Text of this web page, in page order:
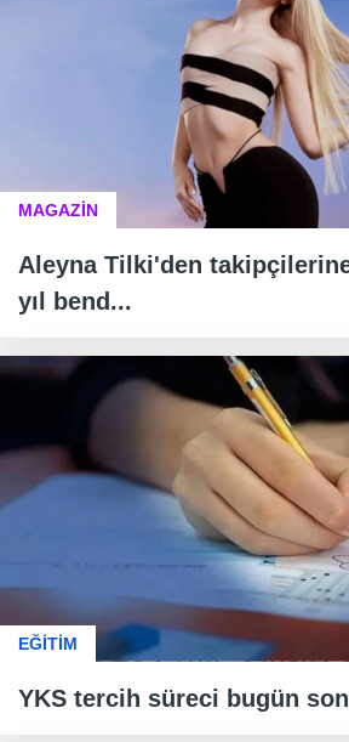
MAGAZİN
Aleyna Tilki'den
yıl bend...
EĞİTİM
YKS tercih süreci bugün